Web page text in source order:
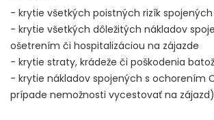
- krytie všetkých poistných rizík
- krytie všetkých dôležitých nákladov
ošetrením či hospitalizáciou na zájazde
- krytie straty, krádeže či poškodenia
- krytie nákladov spojených s ochorením
prípade nemožnosti vycestovať na zájazd)